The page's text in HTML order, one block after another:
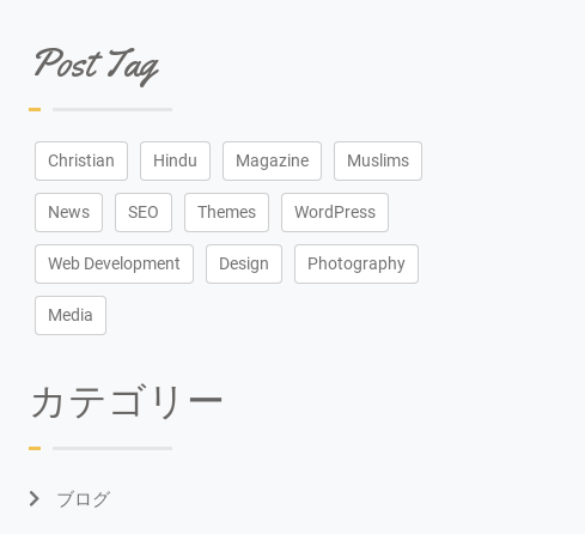
Post Tag
Christian Hindu Magazine Muslims
News SEO Themes WordPress
Web Development Design Photography
Media
カテゴリー
ブログ